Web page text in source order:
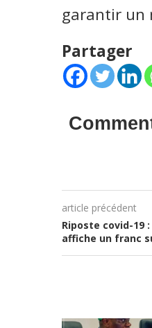
garantir un
Partager
article précédent
Riposte covid-19
affiche un franc